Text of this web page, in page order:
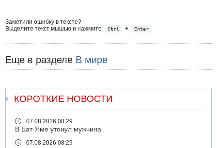
Заметили ошибку в тексте?
Выделите текст мышью и нажмите
Ctrl + Enter
Еще в разделе В мире
КОРОТКИЕ НОВОСТИ
07.08.2026 08:29
В Бат-Яме утонул мужчина
07.08.2026 08:29